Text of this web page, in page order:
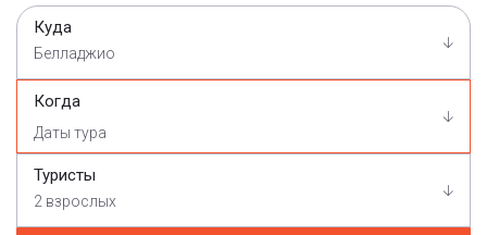
Куда
Белладжио
Когда
Туристы
2 взрослых